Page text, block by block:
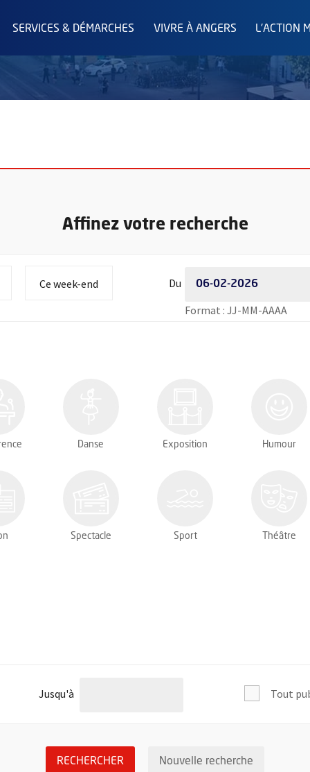
SERVICES & DÉMARCHES VIVRE À ANGERS L'ACTION
Affinez votre recherche
période de recherche à
Initialiser la période de recherche à
Ce week-end Du Période de recherche -
Format : JJ-MM-AAAA
Danse Exposition Humour
Spectacle Sport Théâtre
Jusqu'à Tout
RECHERCHER LANCER LA RECHERCHE DES
Nouvelle recherche